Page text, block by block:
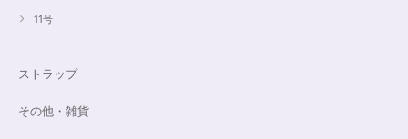
11号
ストラップ
その他・雑貨